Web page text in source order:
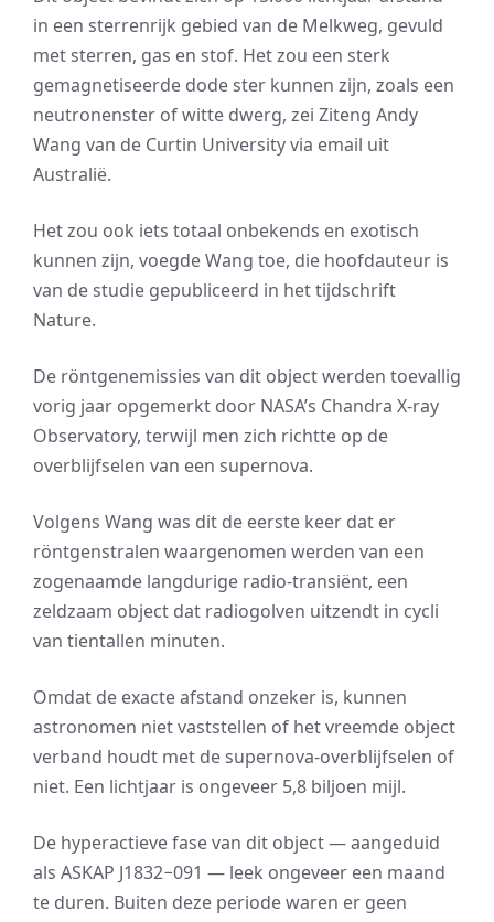
in een sterrenrijk gebied van de Melkweg, gevuld
met sterren, gas en stof. Het zou een sterk
gemagnetiseerde dode ster kunnen zijn, zoals een
neutronenster of witte dwerg, zei Ziteng Andy
Wang van de Curtin University via email uit
Australië.
Het zou ook iets totaal onbekends en exotisch
kunnen zijn, voegde Wang toe, die hoofdauteur is
van de studie gepubliceerd in het tijdschrift
Nature.
De röntgenemissies van dit object werden toevallig
vorig jaar opgemerkt door NASA’s Chandra X-ray
Observatory, terwijl men zich richtte op de
overblijfselen van een supernova.
Volgens Wang was dit de eerste keer dat er
röntgenstralen waargenomen werden van een
zogenaamde langdurige radio-transiënt, een
zeldzaam object dat radiogolven uitzendt in cycli
van tientallen minuten.
Omdat de exacte afstand onzeker is, kunnen
astronomen niet vaststellen of het vreemde object
verband houdt met de supernova-overblijfselen of
niet. Een lichtjaar is ongeveer 5,8 biljoen mijl.
De hyperactieve fase van dit object — aangeduid
als ASKAP J1832−091 — leek ongeveer een maand
te duren. Buiten deze periode waren er geen